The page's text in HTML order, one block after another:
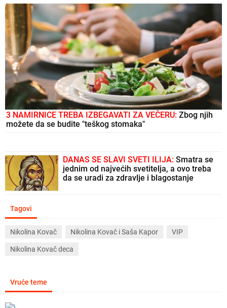
3 NAMIRNICE TREBA IZBEGAVATI ZA VEČERU: Zbog njih
možete da se budite "teškog stomaka"
DANAS SE SLAVI SVETI ILIJA: Smatra se
jednim od najvećih svetitelja, a ovo treba
da se uradi za zdravlje i blagostanje
Tagovi
Nikolina Kovač Nikolina Kovač i Saša Kapor VIP
Nikolina Kovač deca
Vruće teme